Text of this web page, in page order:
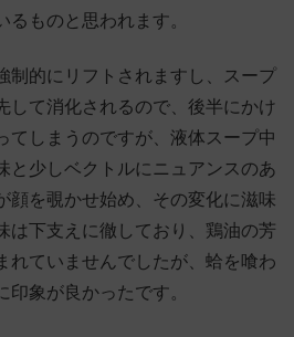
ものと思われます。
制的にリフトされますし、スープ
して消化されるので、後半にかけ
てしまうのですが、液体スープ中
と少しベクトルにニュアンスのあ
顔を覗かせ始め、その変化に滋味
は下支えに徹しており、鶏油の芳
れていませんでしたが、蛤を喰わ
象が良かったです。